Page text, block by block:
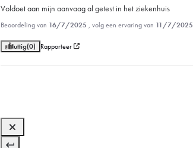
Voldoet aan mijn aanvaag al getest in het ziekenhuis
Beoordeling van 16/7/2025 , volg een ervaring van 11/7/2025
Nuttig(0) Rapporteer